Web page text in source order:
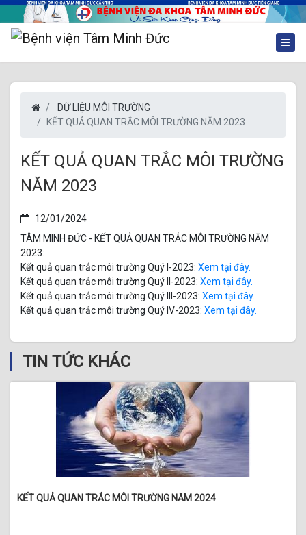
DỮ LIỆU MÔI TRƯỜNG
KẾT QUẢ QUAN TRẮC MÔI TRƯỜNG NĂM 2023
KẾT QUẢ QUAN TRẮC MÔI TRƯỜNG
NĂM 2023
12/01/2024
TÂM MINH ĐỨC - KẾT QUẢ QUAN TRẮC MÔI TRƯỜNG NĂM
2023:
Kết quả quan trắc môi trường Quý I-2023: Xem tại đây.
Kết quả quan trắc môi trường Quý II-2023: Xem tại đây.
Kết quả quan trắc môi trường Quý III-2023: Xem tại đây.
Kết quả quan trắc môi trường Quý IV-2023: Xem tại đây.
TIN TỨC KHÁC
KẾT QUẢ QUAN TRẮC MÔI TRƯỜNG NĂM 2024